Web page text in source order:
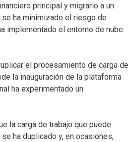
principal y migrarlo a un
ha minimizado el riesgo de
implementado el entorno de nube
el procesamiento de carga de
la inauguración de la plataforma
ha experimentado un
la carga de trabajo que puede
ha duplicado y, en ocasiones,